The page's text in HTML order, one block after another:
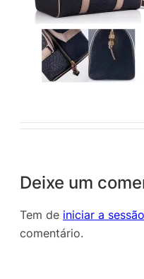
Deixe um
Tem de iniciar a sessão
comentário.